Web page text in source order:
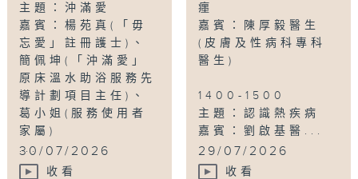
主題：沖滿愛
嘉賓：楊苑真(「毋
忘愛」註冊護士)、
簡佩坤(「沖滿愛」
原床溫水助浴服務先
導計劃項目主任)、
葛小姐(服務使用者
家屬)
...
30/07/2026
收看
癦
嘉賓：陳厚毅醫生
(皮膚及性病科專科
醫生)
1400-1500
主題：認識熱疾病
嘉賓：劉啟基醫...
29/07/2026
收看